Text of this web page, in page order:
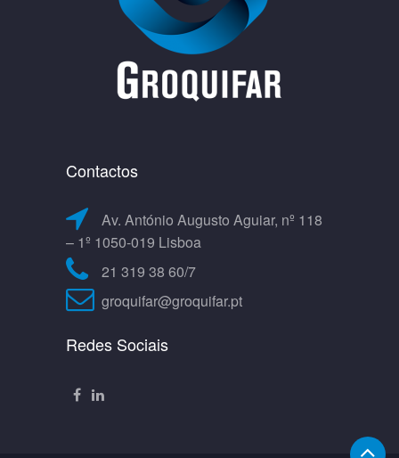
Contactos
Av. António Augusto Aguiar, nº 118
– 1º 1050-019 Lisboa
21 319 38 60/7
groquifar@groquifar.pt
Redes Sociais